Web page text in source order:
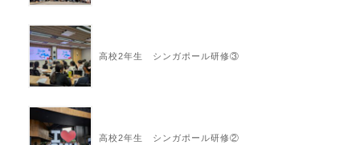
高校2年生 シンガポール研修③
高校2年生 シンガポール研修②